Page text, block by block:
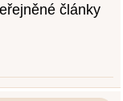
články